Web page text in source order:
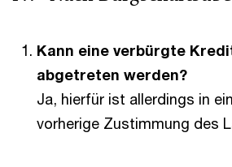
Kann eine verbürgte
abgetreten werden?
Ja, hierfür ist allerdings in
vorherige Zustimmung des